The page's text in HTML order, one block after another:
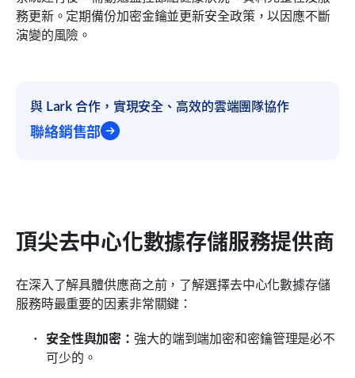
務更新。定期備份加密金鑰並更新安全政策，以因應不斷
演變的風險。
與 Lark 合作，實現安全、高效的雲端團隊協作
聯絡銷售部
頂尖去中心化數據存儲服務提供商
在深入了解具體供應商之前，了解選擇去中心化數據存儲
服務時最重要的因素非常關鍵：
安全性與加密：強大的端到端加密和密鑰管理是必不
可少的。